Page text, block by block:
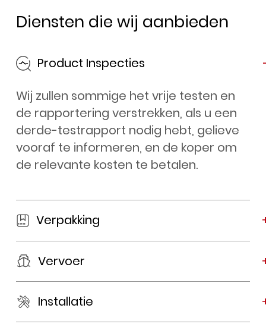
Diensten die wij aanbieden
Product Inspecties
Wij zullen sommige het vrije testen en
de rapportering verstrekken, als u een
derde-testrapport nodig hebt, gelieve
vooraf te informeren, en de koper om
de relevante kosten te betalen.
Verpakking
Vervoer
Installatie